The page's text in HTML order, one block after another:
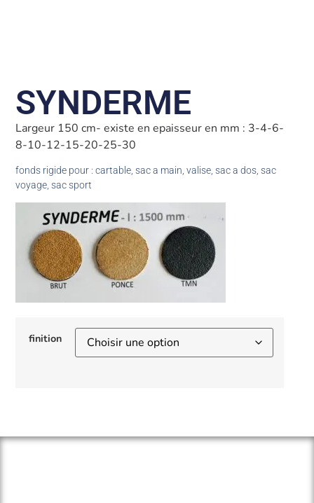
SYNDERME
Largeur 150 cm- existe en epaisseur en mm : 3-4-6-
8-10-12-15-20-25-30
fonds rigide pour : cartable, sac a main, valise, sac a dos, sac
voyage, sac sport
finition